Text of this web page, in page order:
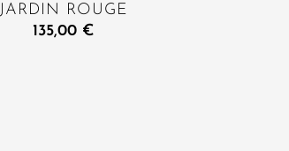
JARDIN ROUGE
135,00 €